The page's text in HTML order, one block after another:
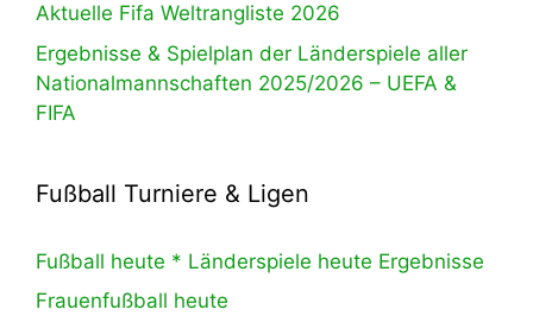
Aktuelle Fifa Weltrangliste 2026
Ergebnisse & Spielplan der Länderspiele aller
Nationalmannschaften 2025/2026 – UEFA &
FIFA
Fußball Turniere & Ligen
Fußball heute * Länderspiele heute Ergebnisse
Frauenfußball heute